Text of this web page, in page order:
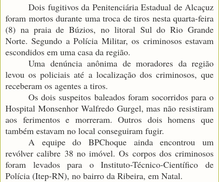
Dois fugitivos da Penitenciária Estadual de Alcaçuz
foram mortos durante uma troca de tiros nesta quarta-feira
(8) na praia de Búzios, no litoral Sul do Rio Grande
Norte. Segundo a Polícia Militar, os criminosos estavam
escondidos em uma casa da região.
Uma denúncia anônima de moradores da região
levou os policiais até a localização dos criminosos, que
receberam os agentes a tiros.
Os dois suspeitos baleados foram socorridos para o
Hospital Monsenhor Walfredo Gurgel, mas não resistiram
aos ferimentos e morreram. Outros dois homens que
também estavam no local conseguiram fugir.
A equipe do BPChoque ainda encontrou um
revólver calibre 38 no imóvel. Os corpos dos criminosos
foram levados para o Instituto-Técnico-Científico de
Polícia (Itep-RN), no bairro da Ribeira, em Natal.